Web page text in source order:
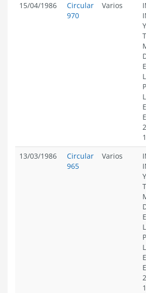
15/04/1986
Circular
970
Varios
13/03/1986
Circular
965
Varios